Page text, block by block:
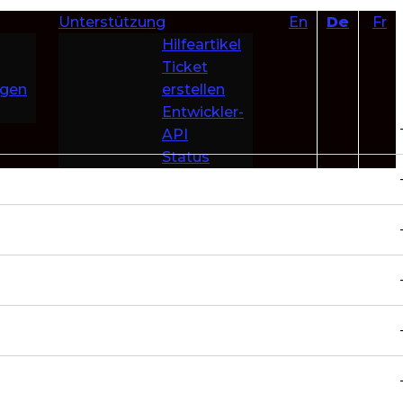
Unterstützung
Hilfeartikel
Ticket
erstellen
Entwickler-
API
Status
Fr
En De